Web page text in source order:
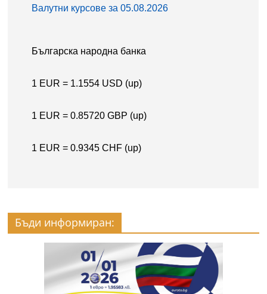
Бъди информиран: